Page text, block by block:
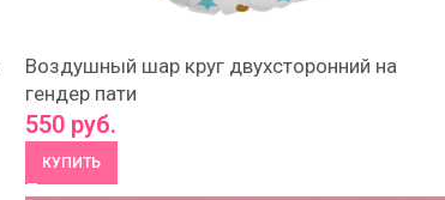
Воздушный шар круг двухсторонний на
гендер пати
550 руб.
КУПИТЬ